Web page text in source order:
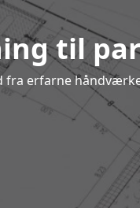
til
fra erfarne